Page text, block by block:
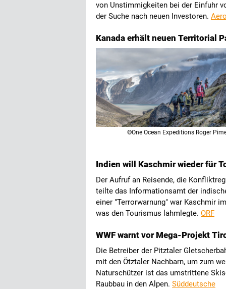
von Unstimmigkeiten bei der Einfuhr
der Suche nach neuen Investoren.
Kanada erhält neuen Territorial
©One Ocean Expeditions Roger
Indien will Kaschmir wieder für
Der Aufruf an Reisende, die
teilte das Informationsamt der
einer "Terrorwarnung" war Kaschmir
was den Tourismus lahmlegte. ORF
WWF warnt vor Mega-Projekt
Die Betreiber der Pitztaler
mit den Ötztaler Nachbarn, um zum
Naturschützer ist das umstrittene
Raubbau in den Alpen. Süddeutsche